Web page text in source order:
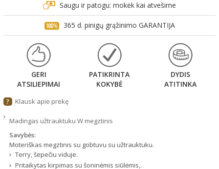
Saugu ir patogu: mokėk kai atvešime
365 d. pinigų grąžinimo GARANTIJA
GERI
ATSILIEPIMAI
PATIKRINTA
KOKYBĖ
DYDIS
ATITINKA
? Klausk apie prekę
Madingas užtrauktuku W megztinis
Savybės:
Moteriškas megztinis su gobtuvu su užtrauktuku.
Terry, šepečiu viduje.
Pritaikytas kirpimas su šoninėmis siūlėmis,.